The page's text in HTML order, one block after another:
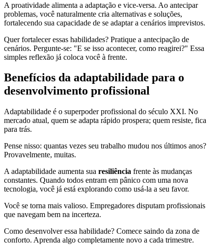
A proatividade alimenta a adaptação e vice-versa. Ao antecipar
problemas, você naturalmente cria alternativas e soluções,
fortalecendo sua capacidade de se adaptar a cenários imprevistos.
Quer fortalecer essas habilidades? Pratique a antecipação de
cenários. Pergunte-se: "E se isso acontecer, como reagirei?" Essa
simples reflexão já coloca você à frente.
Benefícios da adaptabilidade para o
desenvolvimento profissional
Adaptabilidade é o superpoder profissional do século XXI. No
mercado atual, quem se adapta rápido prospera; quem resiste, fica
para trás.
Pense nisso: quantas vezes seu trabalho mudou nos últimos anos?
Provavelmente, muitas.
A adaptabilidade aumenta sua resiliência frente às mudanças
constantes. Quando todos entram em pânico com uma nova
tecnologia, você já está explorando como usá-la a seu favor.
Você se torna mais valioso. Empregadores disputam profissionais
que navegam bem na incerteza.
Como desenvolver essa habilidade? Comece saindo da zona de
conforto. Aprenda algo completamente novo a cada trimestre.